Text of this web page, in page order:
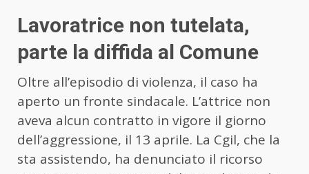
Lavoratrice non tutelata,
parte la diffida al Comune
Oltre all’episodio di violenza, il caso ha
aperto un fronte sindacale. L’attrice non
aveva alcun contratto in vigore il giorno
dell’aggressione, il 13 aprile. La Cgil, che la
sta assistendo, ha denunciato il ricorso